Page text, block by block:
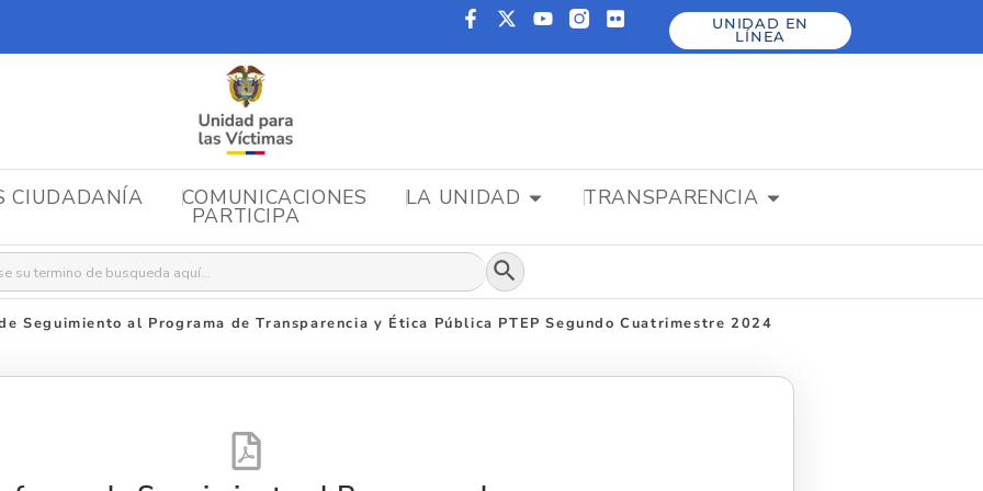
UNIDAD EN
LÍNEA
CIUDADANÍA COMUNICACIONES LA UNIDAD TRANSPARENCIA
PARTICIPA
Botón de búsqueda
Seguimiento al Programa de Transparencia y Ética Pública PTEP Segundo Cuatrimestre 2024